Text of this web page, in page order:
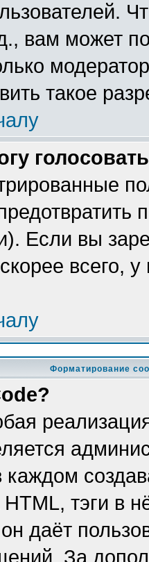
вам может
такое
Если вы
всего,
Форматирование
каждом
тэги в
даёт
За